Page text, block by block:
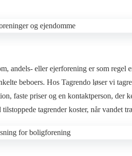
andels- eller ejerforening er som regel
beboers. Hos Tagrendo løser vi
faste priser og en kontaktperson, der
tagrender koster, når vandet